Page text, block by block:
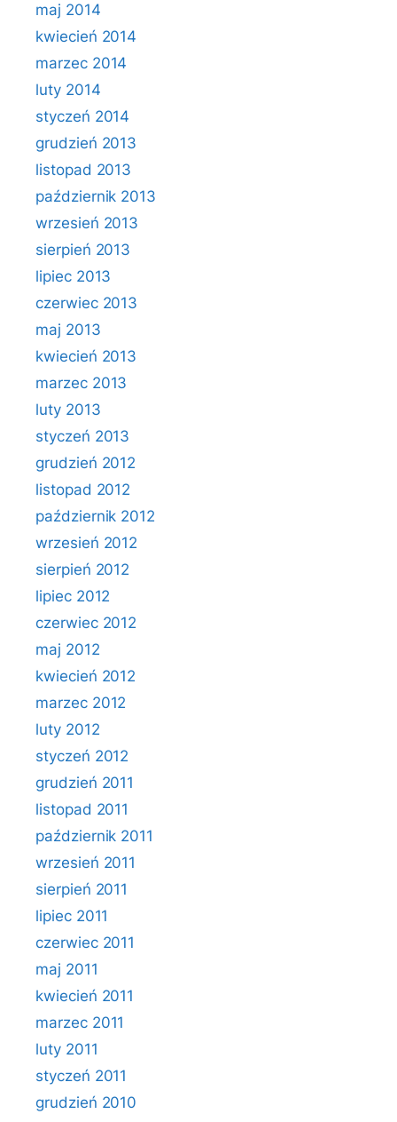
maj 2014
kwiecień 2014
marzec 2014
luty 2014
styczeń 2014
grudzień 2013
listopad 2013
październik 2013
wrzesień 2013
sierpień 2013
lipiec 2013
czerwiec 2013
maj 2013
kwiecień 2013
marzec 2013
luty 2013
styczeń 2013
grudzień 2012
listopad 2012
październik 2012
wrzesień 2012
sierpień 2012
lipiec 2012
czerwiec 2012
maj 2012
kwiecień 2012
marzec 2012
luty 2012
styczeń 2012
grudzień 2011
listopad 2011
październik 2011
wrzesień 2011
sierpień 2011
lipiec 2011
czerwiec 2011
maj 2011
kwiecień 2011
marzec 2011
luty 2011
styczeń 2011
grudzień 2010